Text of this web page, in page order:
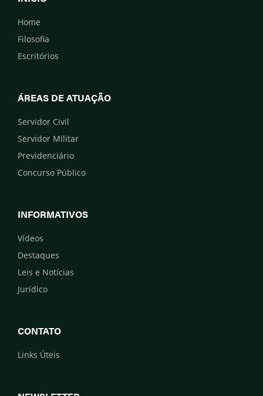
Home
Filosofia
Escritórios
ÁREAS DE ATUAÇÃO
Servidor Civil
Servidor Militar
Previdenciário
Concurso Público
INFORMATIVOS
Vídeos
Destaques
Leis e Notícias
Jurídico
CONTATO
Links Úteis